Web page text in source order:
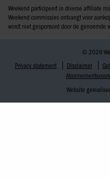
Weekend participeert in diverse affiliate
Weekend commissies ontvangt voor
wordt niet gesponsord door de genoemde
© 2026
Privacy statement
Disclaimer
Website